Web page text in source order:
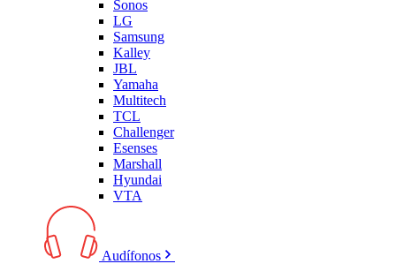
Sonos
LG
Samsung
Kalley
JBL
Yamaha
Multitech
TCL
Challenger
Esenses
Marshall
Hyundai
VTA
Audífonos